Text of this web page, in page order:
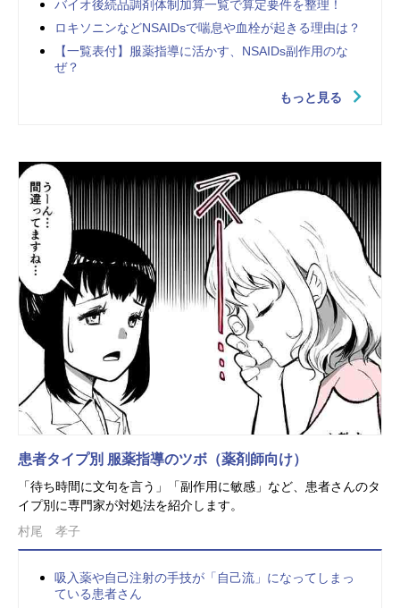
バイオ後続品調剤体制加算一覧で算定要件を整理！
ロキソニンなどNSAIDsで喘息や血栓が起きる理由は？
【一覧表付】服薬指導に活かす、NSAIDs副作用のな
ぜ？
もっと見る
患者タイプ別 服薬指導のツボ（薬剤師向け）
「待ち時間に文句を言う」「副作用に敏感」など、患者さんのタ
イプ別に専門家が対処法を紹介します。
村尾 孝子
吸入薬や自己注射の手技が「自己流」になってしまっ
ている患者さん